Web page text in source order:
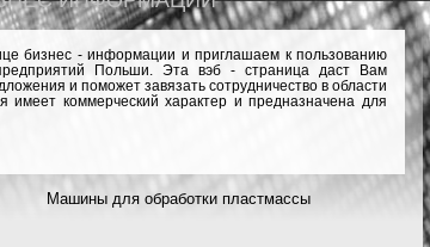
бизнес - информации и приглашаем к пользованию
Польши. Эта вэб - страница даст Вам
и поможет завязать сотрудничество в области
коммерческий характер и предназначена для
Машины для обработки пластмассы